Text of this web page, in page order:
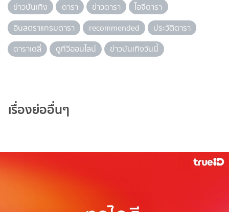
ข่าวบันเทิง ดารา ข่าวดารา
ไอจีดารา
อินสตราแกรมดารา
recommended
ประวัติดารา
ดาราเดลี่
ดูทีวีออนไลน์ ข่าวบันเทิงวันนี้
เรื่องย่ออื่นๆ